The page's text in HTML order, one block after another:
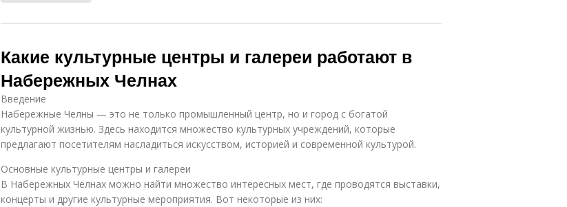
Какие культурные центры и галереи работают в
Набережных Челнах
Введение
Набережные Челны — это не только промышленный центр, но и город с богатой
культурной жизнью. Здесь находится множество культурных учреждений, которые
предлагают посетителям насладиться искусством, историей и современной культурой.
Основные культурные центры и галереи
В Набережных Челнах можно найти множество интересных мест, где проводятся выставки,
концерты и другие культурные мероприятия. Вот некоторые из них: